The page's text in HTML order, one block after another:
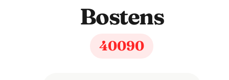
Bostens
40090